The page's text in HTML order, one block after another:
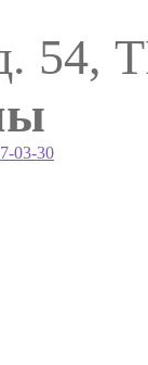
54,
03-30